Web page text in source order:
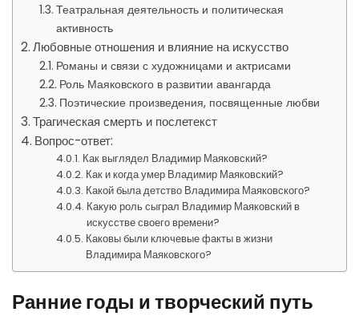
Театральная деятельность и политическая
активность
Любовные отношения и влияние на искусство
Романы и связи с художницами и актрисами
Роль Маяковского в развитии авангарда
Поэтические произведения, посвященные любви
Трагическая смерть и послетекст
Вопрос-ответ:
Как выглядел Владимир Маяковский?
Как и когда умер Владимир Маяковский?
Какой была детство Владимира Маяковского?
Какую роль сыграл Владимир Маяковский в
искусстве своего времени?
Каковы были ключевые факты в жизни
Владимира Маяковского?
Ранние годы и творческий путь